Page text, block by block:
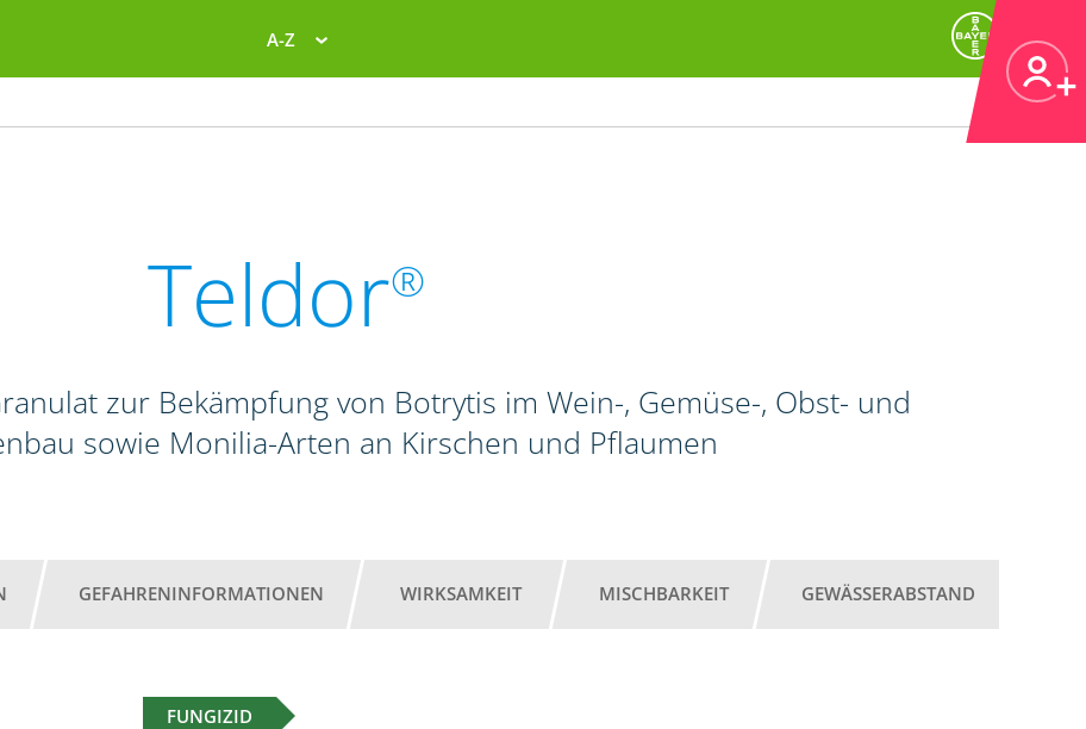
A-Z
Teldor®
zur Bekämpfung von Botrytis im Wein-, Gemüse-, Obst- und
sowie Monilia-Arten an Kirschen und Pflaumen
GEFAHRENINFORMATIONEN WIRKSAMKEIT MISCHBARKEIT GEWÄSSERABSTAND
FUNGIZID